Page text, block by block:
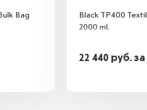
Bag
Black TP400
2000 ml.
22 440 руб.за